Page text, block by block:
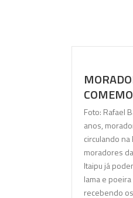
Foto: Rafael
anos,
circulando na
moradores
Itaipu já
lama e
recebendo